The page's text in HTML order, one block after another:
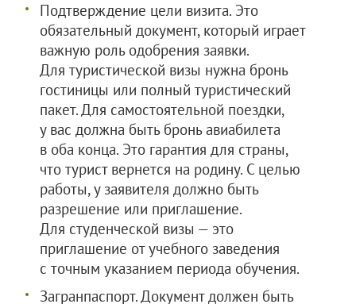
Подтверждение цели визита. Это
обязательный документ, который играет
важную роль одобрения заявки.
Для туристической визы нужна бронь
гостиницы или полный туристический
пакет. Для самостоятельной поездки,
у вас должна быть бронь авиабилета
в оба конца. Это гарантия для страны,
что турист вернется на родину. С целью
работы, у заявителя должно быть
разрешение или приглашение.
Для студенческой визы — это
приглашение от учебного заведения
с точным указанием периода обучения.
Загранпаспорт. Документ должен быть